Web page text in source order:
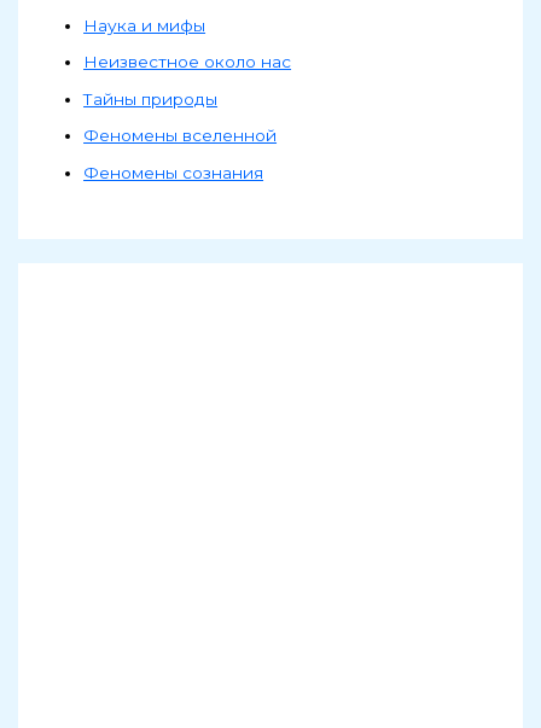
Наука и мифы
Неизвестное около нас
Тайны природы
Феномены вселенной
Феномены сознания